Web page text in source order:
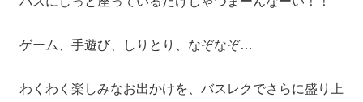
ゲーム、手遊び、しりとり、なぞなぞ…
わくわく楽しみなお出かけを、バスレクでさらに盛り上